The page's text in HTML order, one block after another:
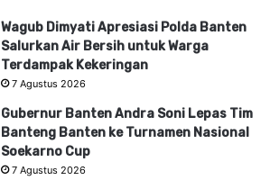
Wagub Dimyati Apresiasi Polda Banten
Salurkan Air Bersih untuk Warga
Terdampak Kekeringan
7 Agustus 2026
Gubernur Banten Andra Soni Lepas Tim
Banteng Banten ke Turnamen Nasional
Soekarno Cup
7 Agustus 2026